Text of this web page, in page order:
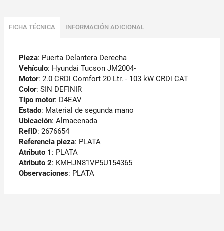
FICHA TÉCNICA INFORMACIÓN ADICIONAL
Pieza: Puerta Delantera Derecha
Vehículo: Hyundai Tucson JM2004-
Motor: 2.0 CRDi Comfort 20 Ltr. - 103 kW CRDi CAT
Color: SIN DEFINIR
Tipo motor: D4EAV
Estado: Material de segunda mano
Ubicación: Almacenada
RefID: 2676654
Referencia pieza: PLATA
Atributo 1 : PLATA
Atributo 2: KMHJN81VP5U154365
Observaciones: PLATA